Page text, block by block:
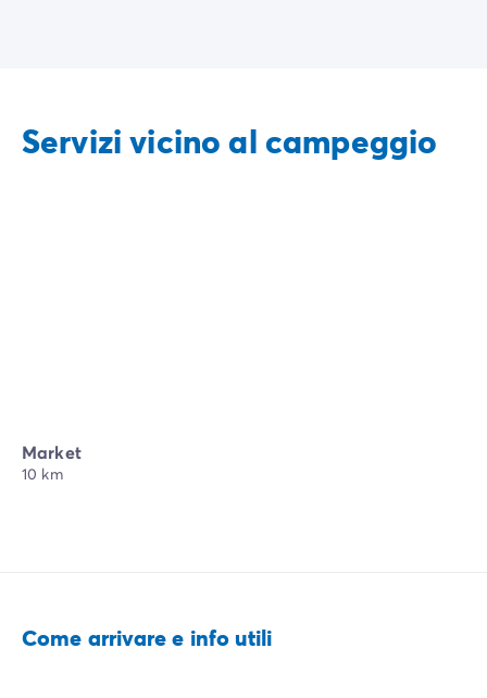
Servizi vicino al campeggio
Market
10 km
Come arrivare e info utili